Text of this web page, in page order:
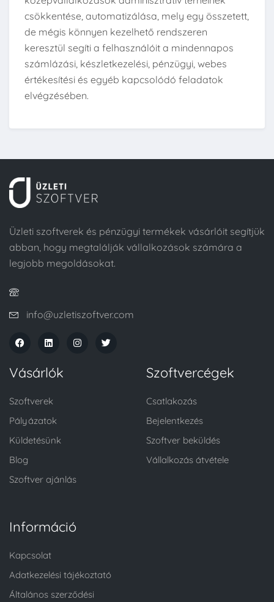
csökkentése, automatizálása, mely egy összetett,
de mégis könnyen kezelhető rendszeren
keresztül segíti a felhasználóit a mindennapos
számlázási, készletkezelési, pénzügyi, webes
értékesítési és egyéb kapcsolódó feladatok
elvégzésében.
Üzleti szoftverek és pénzügyi termékek vásárlóit segítjük
abban, hogy megtalálják vállalkozások számára a
legjobb megoldásokat.
info@uzletiszoftver.com
Vásárlók
Szoftverek
Pályázatok
Küldetésünk
Blog
Szoftver ajánlás
Szoftvercégek
Csatlakozás
Bejelentkezés
Szoftver beküldés
Vállalkozás átvétele
Információ
Kapcsolat
Adatkezelési tájékoztató
Általános szerződési